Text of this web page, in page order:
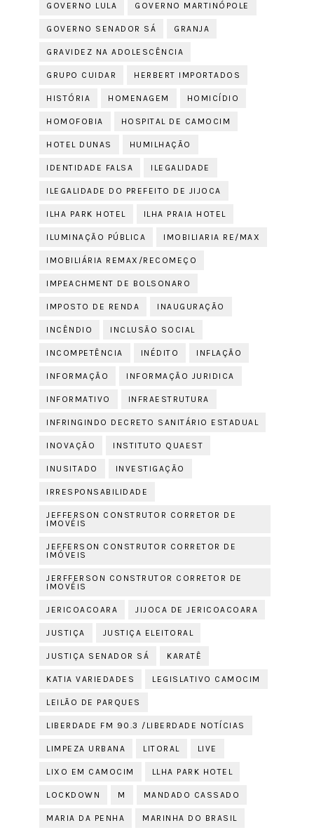
GOVERNO LULA GOVERNO MARTINÓPOLE
GOVERNO SENADOR SÁ GRANJA
GRAVIDEZ NA ADOLESCÊNCIA
GRUPO CUIDAR HERBERT IMPORTADOS
HISTÓRIA HOMENAGEM HOMICÍDIO
HOMOFOBIA HOSPITAL DE CAMOCIM
HOTEL DUNAS HUMILHAÇÃO
IDENTIDADE FALSA ILEGALIDADE
ILEGALIDADE DO PREFEITO DE JIJOCA
ILHA PARK HOTEL ILHA PRAIA HOTEL
ILUMINAÇÃO PÚBLICA IMOBILIARIA RE/MAX
IMOBILIÁRIA REMAX/RECOMEÇO
IMPEACHMENT DE BOLSONARO
IMPOSTO DE RENDA INAUGURAÇÃO
INCÊNDIO INCLUSÃO SOCIAL
INCOMPETÊNCIA INÉDITO INFLAÇÃO
INFORMAÇÃO INFORMAÇÃO JURIDICA
INFORMATIVO INFRAESTRUTURA
INFRINGINDO DECRETO SANITÁRIO ESTADUAL
INOVAÇÃO INSTITUTO QUAEST
INUSITADO INVESTIGAÇÃO
IRRESPONSABILIDADE
JEFFERSON CONSTRUTOR CORRETOR DE
IMOVÉIS
JEFFERSON CONSTRUTOR CORRETOR DE
IMÓVEIS
JERFFERSON CONSTRUTOR CORRETOR DE
IMOVÉIS
JERICOACOARA JIJOCA DE JERICOACOARA
JUSTIÇA JUSTIÇA ELEITORAL
JUSTIÇA SENADOR SÁ KARATÊ
KATIA VARIEDADES LEGISLATIVO CAMOCIM
LEILÃO DE PARQUES
LIBERDADE FM 90.3 /LIBERDADE NOTÍCIAS
LIMPEZA URBANA LITORAL LIVE
LIXO EM CAMOCIM LLHA PARK HOTEL
LOCKDOWN M MANDADO CASSADO
MARIA DA PENHA MARINHA DO BRASIL